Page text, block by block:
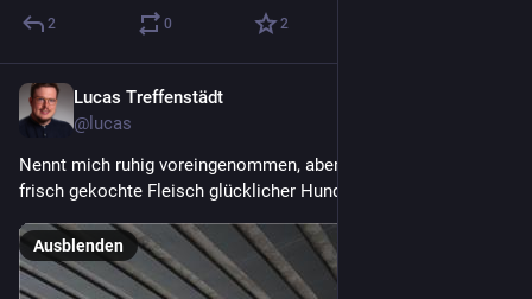
2 0 2
Lucas Treffenstädt
@lucas
Nennt mich ruhig voreingenommen, aber ich möchte auch das
frisch gekochte Fleisch glücklicher Hunde nicht essen.
Ausblenden